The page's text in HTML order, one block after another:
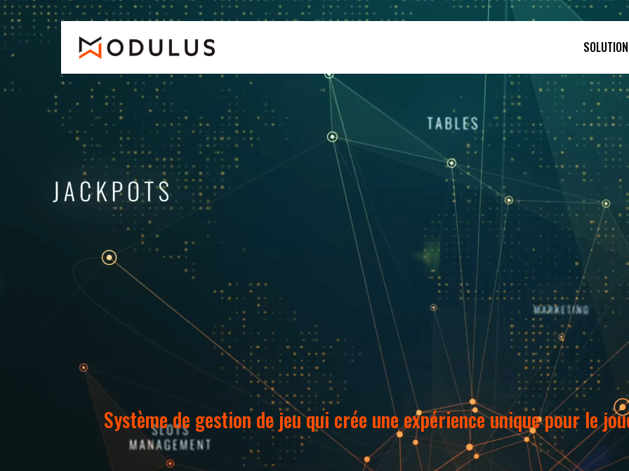
Système de gestion de jeu qui crée une expérience unique pour le